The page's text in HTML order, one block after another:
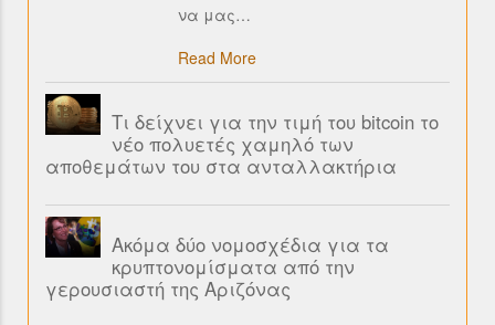
να μας…
Read More
Τι δείχνει για την τιμή του bitcoin το
νέο πολυετές χαμηλό των
αποθεμάτων του στα ανταλλακτήρια
Ακόμα δύο νομοσχέδια για τα
κρυπτονομίσματα από την
γερουσιαστή της Αριζόνας